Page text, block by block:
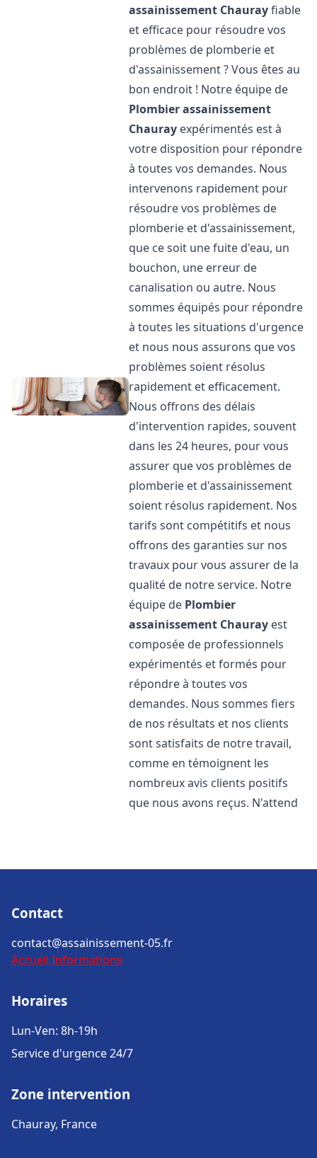
assainissement Chaurayfiable
et efficace pour résoudre vos
problèmes de plomberie et
d'assainissement ? Vous êtes au
bon endroit ! Notre équipe de
Plombier assainissement
Chauray expérimentés est à
votre disposition pour répondre
à toutes vos demandes. Nous
intervenons rapidement pour
résoudre vos problèmes de
plomberie et d'assainissement,
que ce soit une fuite d'eau, un
bouchon, une erreur de
canalisation ou autre. Nous
sommes équipés pour répondre
à toutes les situations d'urgence
et nous nous assurons que vos
problèmes soient résolus
rapidement et efficacement.
Nous offrons des délais
d'intervention rapides, souvent
dans les 24 heures, pour vous
assurer que vos problèmes de
plomberie et d'assainissement
soient résolus rapidement. Nos
tarifs sont compétitifs et nous
offrons des garanties sur nos
travaux pour vous assurer de la
qualité de notre service. Notre
équipe de Plombier
assainissement Chauray est
composée de professionnels
expérimentés et formés pour
répondre à toutes vos
demandes. Nous sommes fiers
de nos résultats et nos clients
sont satisfaits de notre travail,
comme en témoignent les
nombreux avis clients positifs
que nous avons reçus. N'attend
Contact
contact@assainissement-05.fr
Accueil Informations
Horaires
Lun-Ven: 8h-19h
Service d'urgence 24/7
Zone intervention
Chauray, France